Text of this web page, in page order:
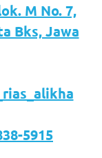
M No. 7,
Bks, Jawa
5915